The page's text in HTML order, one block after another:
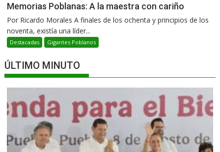
Memorias Poblanas: A la maestra con cariño
Por Ricardo Morales A finales de los ochenta y principios de los
noventa, existía una líder...
Destacadas Gigantes Poblanos
ÚLTIMO MINUTO